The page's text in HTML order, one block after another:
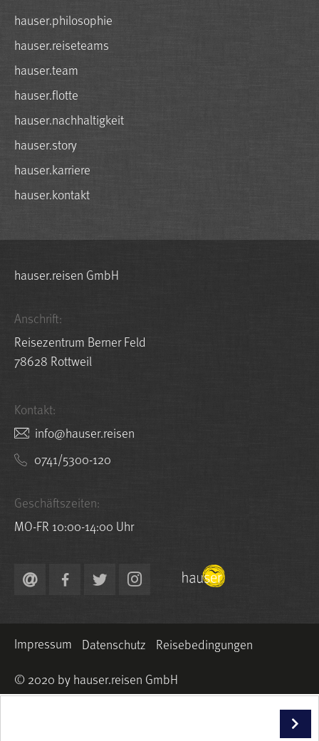
hauser.philosophie
hauser.reiseteams
hauser.team
hauser.flotte
hauser.nachhaltigkeit
hauser.story
hauser.karriere
hauser.kontakt
hauser.reisen GmbH
Anschrift:
Reisezentrum Berner Feld
78628 Rottweil
Kontakt:
nesier.resuah@ofni
0741/5300-120
Geschäftszeiten:
MO-FR 10:00-14:00 Uhr
Impressum Datenschutz Reisebedingungen
© 2020 by hauser.reisen GmbH